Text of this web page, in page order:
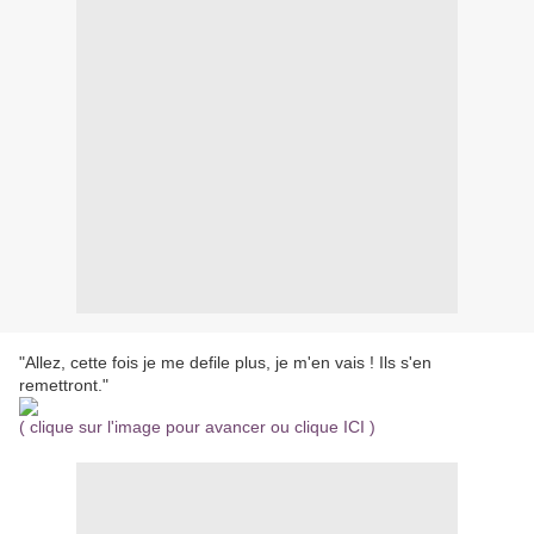
"Allez, cette fois je me defile plus, je m'en vais ! Ils s'en
remettront."
( clique sur l'image pour avancer ou clique ICI )